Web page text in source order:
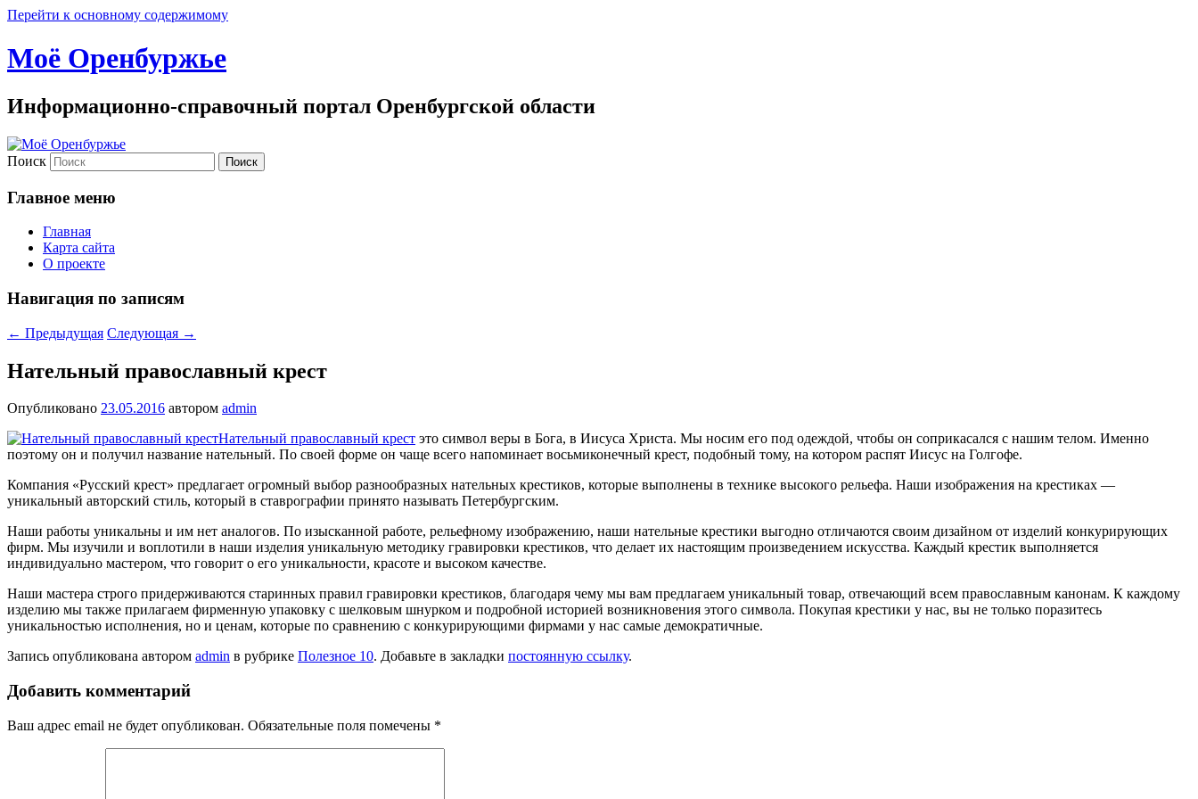
Перейти к основному содержимому
Моё Оренбуржье
Информационно-справочный портал Оренбургской области
Поиск
Главное меню
Главная
Карта сайта
О проекте
Навигация по записям
← Предыдущая Следующая →
Нательный православный крест
Опубликовано 23.05.2016 автором admin
Нательный православный крест это символ веры в Бога, в Иисуса Христа. Мы носим его под одеждой, чтобы он соприкасался с нашим телом. Именно
поэтому он и получил название нательный. По своей форме он чаще всего напоминает восьмиконечный крест, подобный тому, на котором распят Иисус на Голгофе.
Компания «Русский крест» предлагает огромный выбор разнообразных нательных крестиков, которые выполнены в технике высокого рельефа. Наши изображения на крестиках —
уникальный авторский стиль, который в ставрографии принято называть Петербургским.
Наши работы уникальны и им нет аналогов. По изысканной работе, рельефному изображению, наши нательные крестики выгодно отличаются своим дизайном от изделий конкурирующих
фирм. Мы изучили и воплотили в наши изделия уникальную методику гравировки крестиков, что делает их настоящим произведением искусства. Каждый крестик выполняется
индивидуально мастером, что говорит о его уникальности, красоте и высоком качестве.
Наши мастера строго придерживаются старинных правил гравировки крестиков, благодаря чему мы вам предлагаем уникальный товар, отвечающий всем православным канонам. К каждому
изделию мы также прилагаем фирменную упаковку с шелковым шнурком и подробной историей возникновения этого символа. Покупая крестики у нас, вы не только поразитесь
уникальностью исполнения, но и ценам, которые по сравнению с конкурирующими фирмами у нас самые демократичные.
Запись опубликована автором admin в рубрике Полезное 10. Добавьте в закладки постоянную ссылку.
Добавить комментарий
Ваш адрес email не будет опубликован. Обязательные поля помечены *